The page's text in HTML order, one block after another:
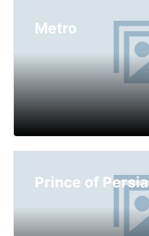
Metro
Prince of Persia